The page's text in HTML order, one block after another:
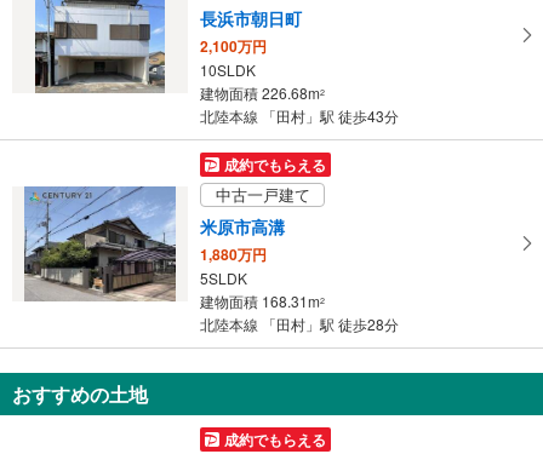
保
す
長浜市朝日町
2,100万円
10SLDK
建物面積 226.68m2
北陸本線 「田村」駅 徒歩43分
成約でもらえる
中古一戸建て
米原市高溝
1,880万円
5SLDK
建物面積 168.31m2
北陸本線 「田村」駅 徒歩28分
おすすめの土地
成約でもらえる